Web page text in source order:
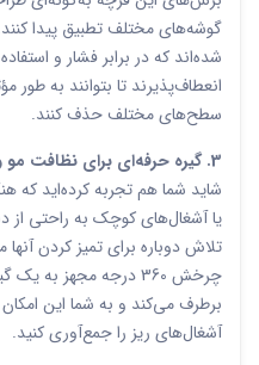
گوشه‌های مختلف تطبیق پیدا
شده‌اند که در برابر فشار و
انعطاف‌پذیرند تا بتوانند به طور
سطح‌های مختلف حذف کنند.
3. گیره حرفه‌ای برای نظافت مو و آشغال‌های ریز:
شاید شما هم تجربه کرده‌اید که
یا آشغال‌های کوچک به راحتی از
چرخش 360 درجه مجهز
برطرف می‌کند و به شما این
آشغال‌های ریز را جمع‌آوری کنید.